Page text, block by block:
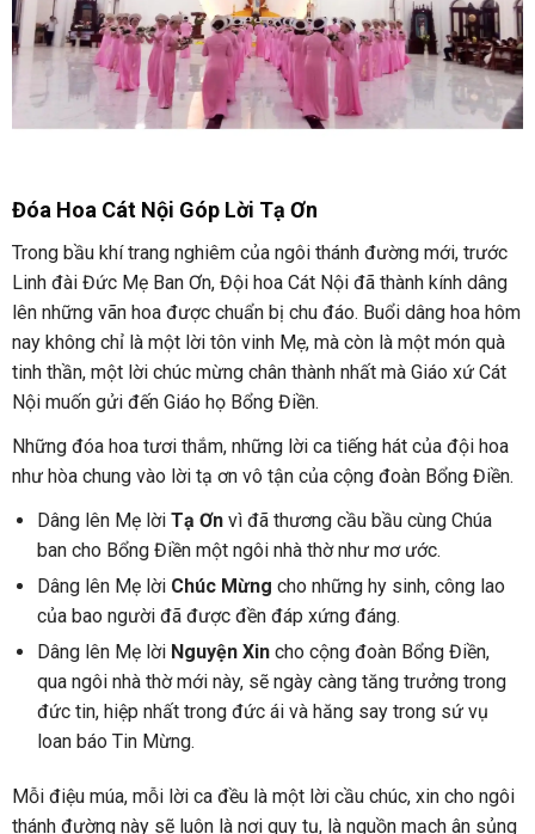
Đóa Hoa Cát Nội Góp Lời Tạ Ơn
Trong bầu khí trang nghiêm của ngôi thánh đường mới, trước
Linh đài Đức Mẹ Ban Ơn, Đội hoa Cát Nội đã thành kính dâng
lên những vãn hoa được chuẩn bị chu đáo. Buổi dâng hoa hôm
nay không chỉ là một lời tôn vinh Mẹ, mà còn là một món quà
tinh thần, một lời chúc mừng chân thành nhất mà Giáo xứ Cát
Nội muốn gửi đến Giáo họ Bổng Điền.
Những đóa hoa tươi thắm, những lời ca tiếng hát của đội hoa
như hòa chung vào lời tạ ơn vô tận của cộng đoàn Bổng Điền.
Dâng lên Mẹ lời Tạ Ơnvì đã thương cầu bầu cùng Chúa
ban cho Bổng Điền một ngôi nhà thờ như mơ ước.
Dâng lên Mẹ lời Chúc Mừng cho những hy sinh, công lao
của bao người đã được đền đáp xứng đáng.
Dâng lên Mẹ lời Nguyện Xincho cộng đoàn Bổng Điền,
qua ngôi nhà thờ mới này, sẽ ngày càng tăng trưởng trong
đức tin, hiệp nhất trong đức ái và hăng say trong sứ vụ
loan báo Tin Mừng.
Mỗi điệu múa, mỗi lời ca đều là một lời cầu chúc, xin cho ngôi
thánh đường này sẽ luôn là nơi quy tụ, là nguồn mạch ân sủng